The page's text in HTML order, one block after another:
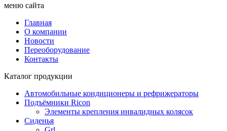
меню сайта
Главная
О компании
Новости
Переоборудование
Контакты
Каталог продукции
Автомобильные кондиционеры и рефрижераторы
Подъёмники Ricon
Элементы крепления инвалидных колясок
Сиденья